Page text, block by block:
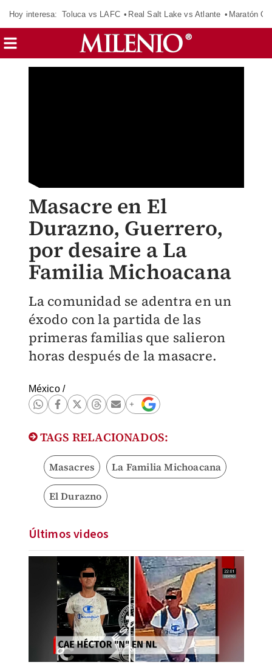
Hoy interesa: Toluca vs LAFC Real Salt Lake vs Atlante Maratón
Masacre en El
Durazno, Guerrero,
por desaire a La
Familia Michoacana
La comunidad se adentra en un
éxodo con la partida de las
primeras familias que salieron
horas después de la masacre.
México/
TAGS RELACIONADOS:
Masacres La Familia Michoacana
El Durazno
Últimos videos